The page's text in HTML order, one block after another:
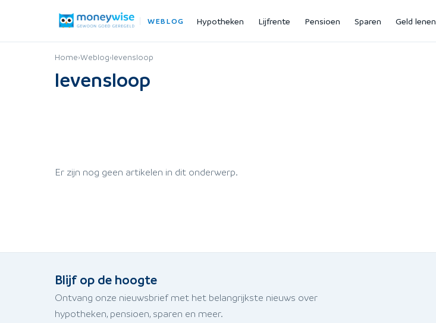
WEBLOG Hypotheken Lijfrente Pensioen Sparen Geld lenen
Home›Weblog›levensloop
levensloop
Er zijn nog geen artikelen in dit onderwerp.
Blijf op de hoogte
Ontvang onze nieuwsbrief met het belangrijkste nieuws over
hypotheken, pensioen, sparen en meer.